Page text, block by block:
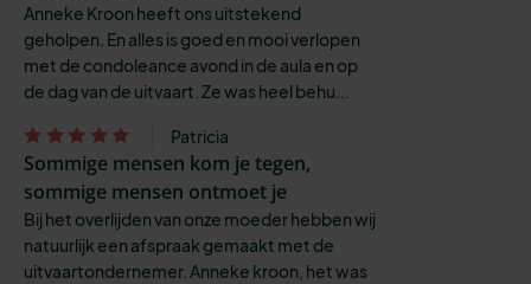
Anneke Kroon heeft ons uitstekend
geholpen. En alles is goed en mooi verlopen
met de condoleance avond in de aula en op
de dag van de uitvaart. Ze was heel behu...
Patricia
Sommige mensen kom je tegen,
sommige mensen ontmoet je
Bij het overlijden van onze moeder hebben wij
natuurlijk een afspraak gemaakt met de
uitvaartondernemer. Anneke kroon, het was